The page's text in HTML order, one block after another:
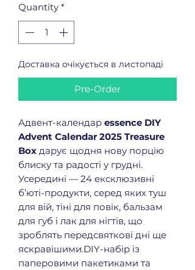
Quantity *
Доставка очікується в листопаді
Pre-Order
Адвент-календар essence DIY
Advent Calendar 2025 Treasure
Box дарує щодня нову порцію
блиску та радості у грудні.
Усередині — 24 ексклюзивні
б’юті-продукти, серед яких туш
для вій, тіні для повік, бальзам
для губ і лак для нігтів, що
зроблять передсвяткові дні ще
яскравішими.DIY-набір із
паперовими пакетиками та